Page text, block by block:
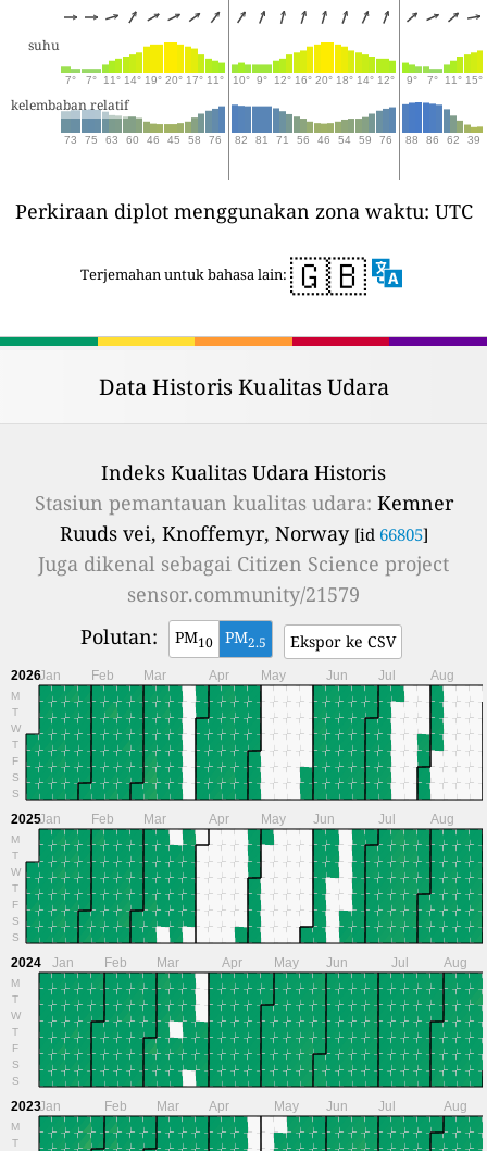
suhu
7° 7° 11° 14° 19° 20° 17° 11° 10° 9° 12° 16° 20° 18° 14° 12° 9° 7° 11° 15°
kelembaban relatif
73 75 63 60 46 45 58 76 82 81 71 56 46 54 59 76 88 86 62 39
Perkiraan diplot menggunakan zona waktu: UTC
Terjemahan untuk bahasa lain: 🇬🇧
Data Historis Kualitas Udara
Indeks Kualitas Udara Historis
Stasiun pemantauan kualitas udara: Kemner
Ruuds vei, Knoffemyr, Norway [id 66805]
Juga dikenal sebagai Citizen Science project
sensor.community/21579
Polutan:
PM10 PM2.5 Ekspor ke CSV
2026
M
T
W
T
F
S
S
Jan Feb Mar Apr May Jun Jul Aug
2025
M
T
W
T
F
S
S
Jan Feb Mar Apr May Jun Jul Aug
2024
M
T
W
T
F
S
S
Jan Feb Mar Apr May Jun Jul Aug
2023
M
T
Jan Feb Mar Apr May Jun Jul Aug